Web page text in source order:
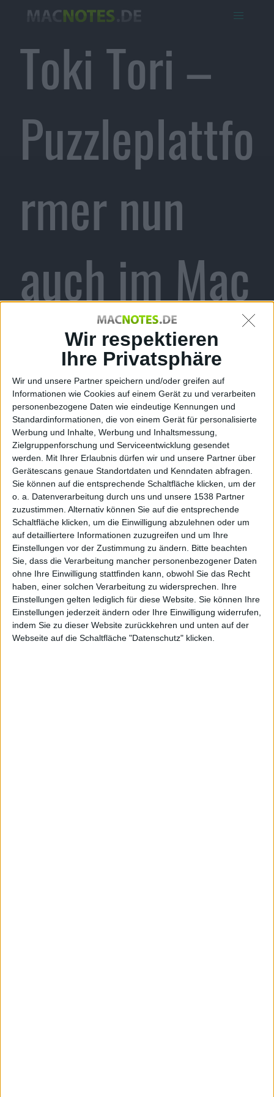
Wir respektieren
Ihre Privatsphäre
Wir und unsere Partner speichern und/oder greifen auf
Informationen wie Cookies auf einem Gerät zu und verarbeiten
personenbezogene Daten wie eindeutige Kennungen und
Standardinformationen, die von einem Gerät für personalisierte
Werbung und Inhalte, Werbung und Inhaltsmessung,
Zielgruppenforschung und Serviceentwicklung gesendet
werden.
Mit Ihrer Erlaubnis dürfen wir und unsere Partner über
Gerätescans genaue Standortdaten und Kenndaten abfragen.
Sie können auf die entsprechende Schaltfläche klicken, um der
o. a. Datenverarbeitung durch uns und unsere 1538 Partner
zuzustimmen. Alternativ können Sie auf die entsprechende
Schaltfläche klicken, um die Einwilligung abzulehnen oder um
auf detailliertere Informationen zuzugreifen und um Ihre
Einstellungen vor der Zustimmung zu ändern.
Bitte beachten
Sie, dass die Verarbeitung mancher personenbezogener Daten
ohne Ihre Einwilligung stattfinden kann, obwohl Sie das Recht
haben, einer solchen Verarbeitung zu widersprechen. Ihre
Einstellungen gelten lediglich für diese Website. Sie können Ihre
Einstellungen jederzeit ändern oder Ihre Einwilligung widerrufen,
indem Sie zu dieser Website zurückkehren und unten auf der
Webseite auf die Schaltfläche "Datenschutz" klicken.
Toki Tori –
Puzzleplattfo
rmer nun
auch im Mac
App Store
Alexander Trust, den 6. Januar 2011
Two Tribes hat zumStart des Mac App Stoream
heutigen Donnerstag sein Puzzle-Plattformspiel Toki
Tori über die Distributionsplattform bereitgestellt.
Toki Tori ist Teil des neu gestarteten Mac App Stores.
Das Spiel war bereits vorher über Steam auch für
Windows und Mac erhältlich und gibt es auch in
Versionen füriPhoneoderiPad. Im Mac App Store
kostet das Spiel derzeit 3,99 Euro. Der Kollege Samy
Chae hatte seinerzeit die Windows-Versiongetestet
In über 80 Leveln muss man mit dem kleinen Küken
die verloren gegangenen Eier wieder finden. Es stehen
einige Aktionen bereit, die das Küken ausführen kann.
Z. B. sich von A nach B transportieren zu lassen, oder
im Feld links oder rechts von sich eine Brücke zu
bauen. Dabei sind die Aktionen nicht beliebig oft